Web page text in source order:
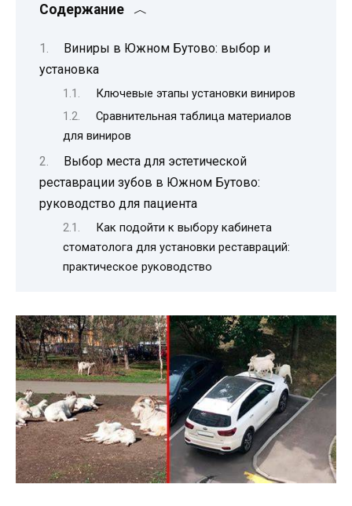
Содержание
Виниры в Южном Бутово: выбор и
установка
Ключевые этапы установки виниров
Сравнительная таблица материалов
для виниров
Выбор места для эстетической
реставрации зубов в Южном Бутово:
руководство для пациента
Как подойти к выбору кабинета
стоматолога для установки реставраций:
практическое руководство